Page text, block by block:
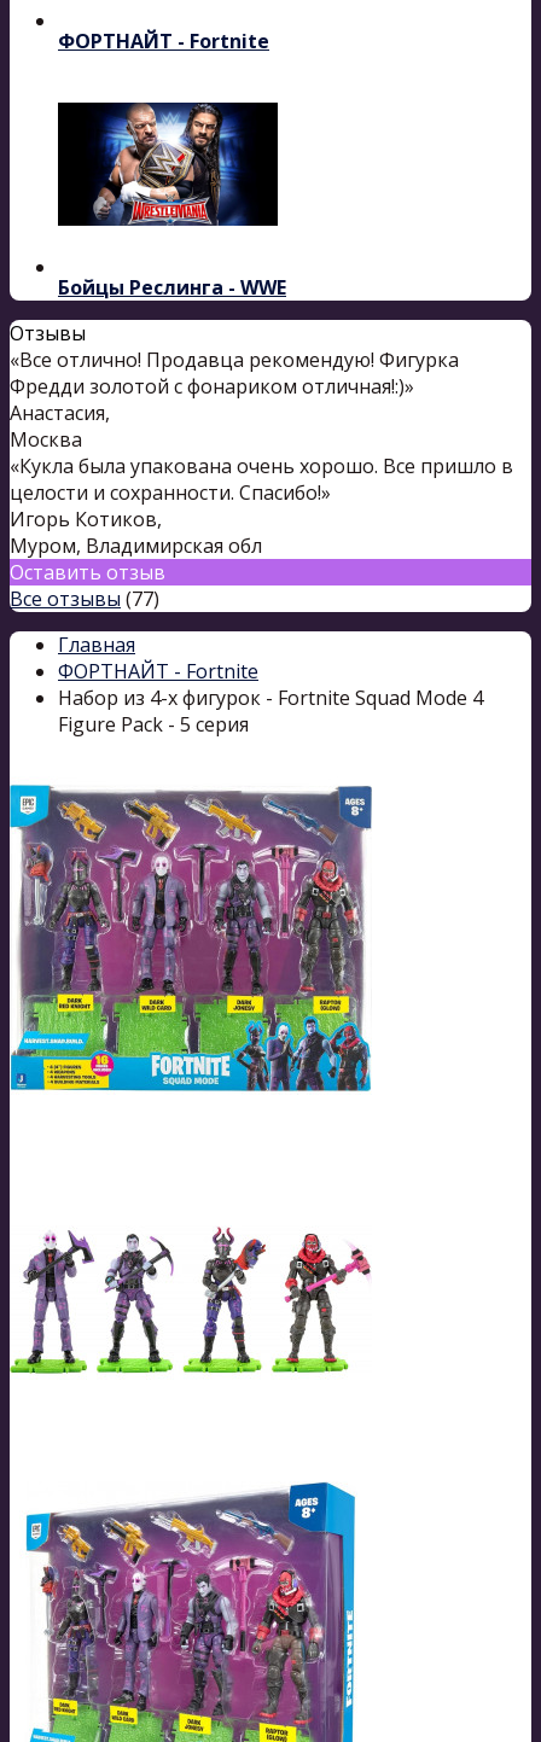
ФОРТНАЙТ - Fortnite
Бойцы Реслинга - WWE
Отзывы
«Все отлично! Продавца рекомендую! Фигурка
Фредди золотой с фонариком отличная!:)»
Анастасия,
Москва
«Кукла была упакована очень хорошо. Все пришло в
целости и сохранности. Спасибо!»
Игорь Котиков,
Муром, Владимирская обл
Оставить отзыв
Все отзывы (77)
Главная
ФОРТНАЙТ - Fortnite
Набор из 4-х фигурок - Fortnite Squad Mode 4
Figure Pack - 5 серия